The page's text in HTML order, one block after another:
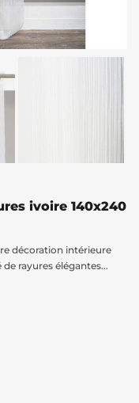
ivoire 140x240
décoration intérieure
rayures élégantes...